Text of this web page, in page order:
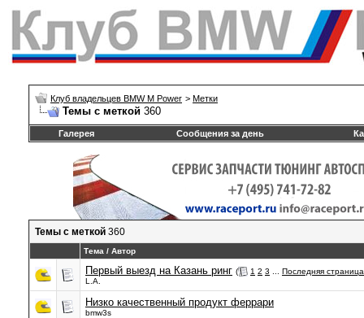
Клуб владельцев BMW M Power > Метки
Темы с меткой 360
Галерея Сообщения за день
Темы с меткой 360
Тема / Автор
Первый выезд на Казань ринг ( 1 2 3
Последняя страница
L.A.
Низко качественный продукт феррари
bmw3s